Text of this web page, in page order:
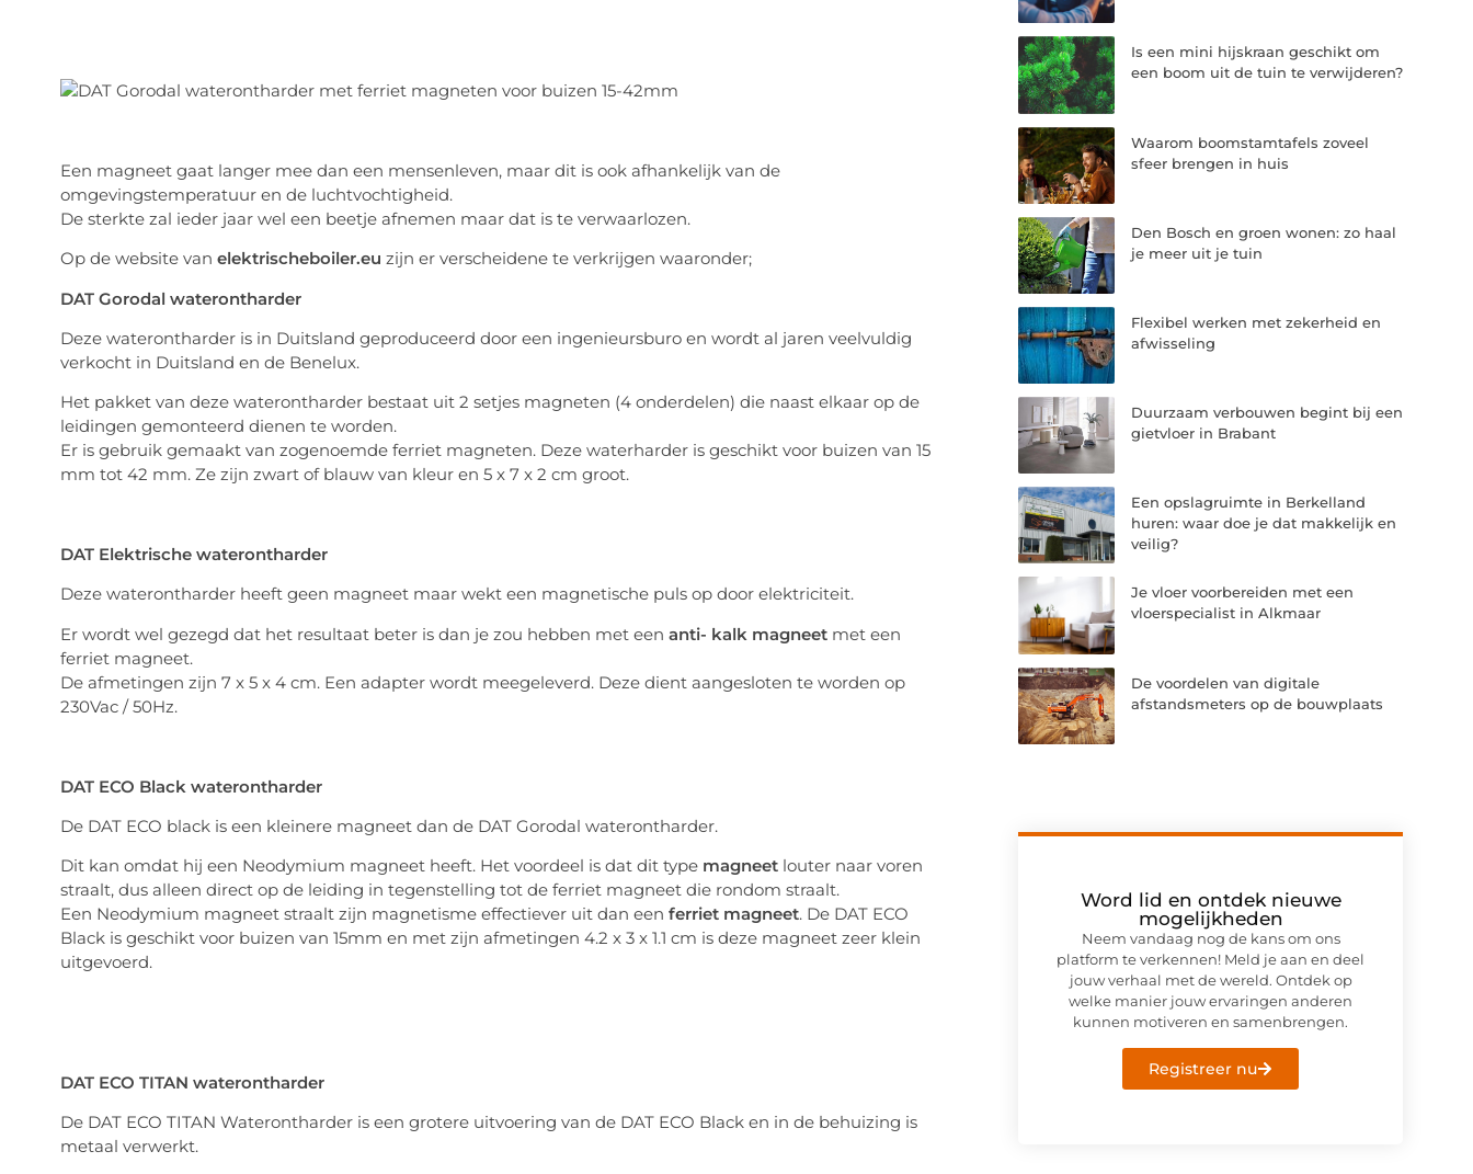
Een magneet gaat langer mee dan een mensenleven, maar dit is ook afhankelijk van de
omgevingstemperatuur en de luchtvochtigheid.
De sterkte zal ieder jaar wel een beetje afnemen maar dat is te verwaarlozen.
Op de website van elektrischeboiler.eu zijn er verscheidene te verkrijgen waaronder;
DAT Gorodal waterontharder
Deze waterontharder is in Duitsland geproduceerd door een ingenieursburo en wordt al jaren veelvuldig
verkocht in Duitsland en de Benelux.
Het pakket van deze waterontharder bestaat uit 2 setjes magneten (4 onderdelen) die naast elkaar op de
leidingen gemonteerd dienen te worden.
Er is gebruik gemaakt van zogenoemde ferriet magneten. Deze waterharder is geschikt voor buizen van 15
mm tot 42 mm. Ze zijn zwart of blauw van kleur en 5 x 7 x 2 cm groot.
DAT Elektrische waterontharder
Deze waterontharder heeft geen magneet maar wekt een magnetische puls op door elektriciteit.
Er wordt wel gezegd dat het resultaat beter is dan je zou hebben met een anti- kalk magneetmet een
ferriet magneet.
De afmetingen zijn 7 x 5 x 4 cm. Een adapter wordt meegeleverd. Deze dient aangesloten te worden op
230Vac / 50Hz.
DAT ECO Black waterontharder
De DAT ECO black is een kleinere magneet dan de DAT Gorodal waterontharder.
Dit kan omdat hij een Neodymium magneet heeft. Het voordeel is dat dit type magneetlouter naar voren
straalt, dus alleen direct op de leiding in tegenstelling tot de ferriet magneet die rondom straalt.
Een Neodymium magneet straalt zijn magnetisme effectiever uit dan een ferriet magneet. De DAT ECO
Black is geschikt voor buizen van 15mm en met zijn afmetingen 4.2 x 3 x 1.1 cm is deze magneet zeer klein
uitgevoerd.
DAT ECO TITAN waterontharder
De DAT ECO TITAN Waterontharder is een grotere uitvoering van de DAT ECO Black en in de behuizing is
metaal verwerkt.
Is een mini hijskraan geschikt om
een boom uit de tuin te verwijderen?
Waarom boomstamtafels zoveel
sfeer brengen in huis
Den Bosch en groen wonen: zo haal
je meer uit je tuin
Flexibel werken met zekerheid en
afwisseling
Duurzaam verbouwen begint bij een
gietvloer in Brabant
Een opslagruimte in Berkelland
huren: waar doe je dat makkelijk en
veilig?
Je vloer voorbereiden met een
vloerspecialist in Alkmaar
De voordelen van digitale
afstandsmeters op de bouwplaats
Word lid en ontdek nieuwe
mogelijkheden
Neem vandaag nog de kans om ons
platform te verkennen! Meld je aan en deel
jouw verhaal met de wereld. Ontdek op
welke manier jouw ervaringen anderen
kunnen motiveren en samenbrengen.
Registreer nu